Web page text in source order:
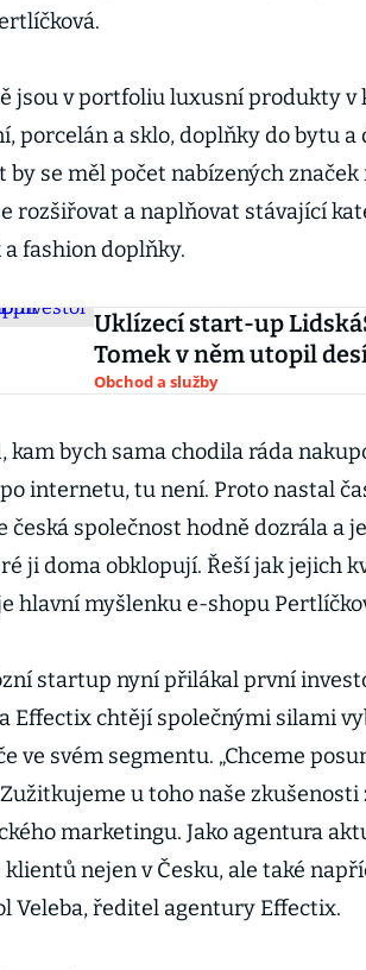
jsou v portfoliu luxusní produkty v
porcelán a sklo, doplňky do bytu a
by se měl počet nabízených
rozšiřovat a naplňovat stávající
fashion doplňky.
Uklízecí start-up
Tomek v něm utopil
Obchod a služby
kam bych sama chodila ráda
internetu, tu není. Proto nastal
česká společnost hodně dozrála a
ji doma obklopují. Řeší jak jejich
hlavní myšlenku e-shopu
startup nyní přilákal první
Effectix chtějí společnými silami
ve svém segmentu. „Chceme
u toho naše zkušenosti
marketingu. Jako agentura
nejen v Česku, ale také
Veleba, ředitel agentury Effectix.